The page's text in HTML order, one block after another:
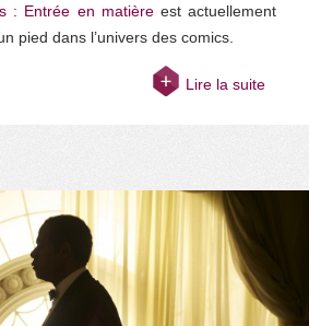
: Entrée en matièreest actuellement
pied dans l’univers des comics.
Lire la suite